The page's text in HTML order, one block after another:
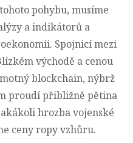
pohybu, musíme
a indikátorů a
Spojnicí mezi
východě a cenou
blockchain, nýbrž
proudí přibližně pětina
hrozba vojenské
ceny ropy vzhůru.